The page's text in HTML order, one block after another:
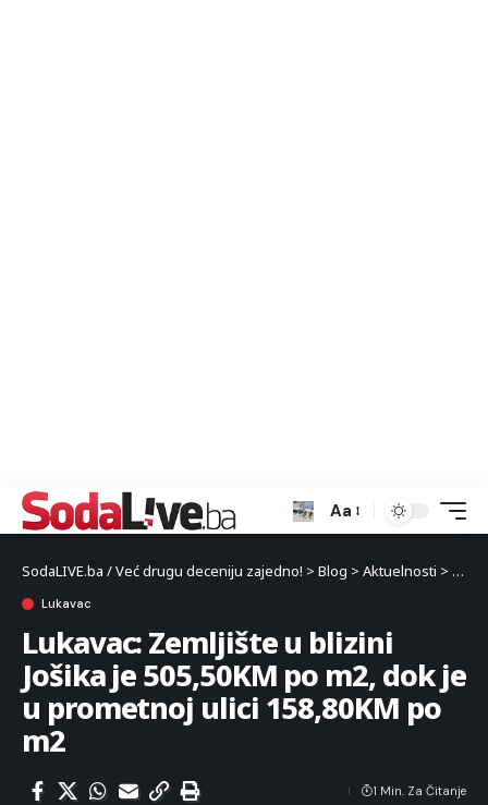
Aa
SodaLIVE.ba / Već drugu deceniju zajedno! > Blog > Aktuelnosti >
Lukavac
Lukavac: Zemljište u blizini
Jošika je 505,50KM po m2, dok je
u prometnoj ulici 158,80KM po
m2
1 Min. Za Čitanje